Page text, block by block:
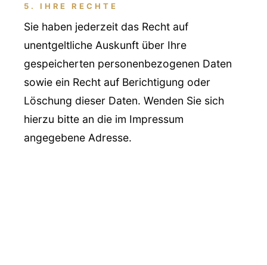
5. IHRE RECHTE
Sie haben jederzeit das Recht auf
unentgeltliche Auskunft über Ihre
gespeicherten personenbezogenen Daten
sowie ein Recht auf Berichtigung oder
Löschung dieser Daten. Wenden Sie sich
hierzu bitte an die im Impressum
angegebene Adresse.